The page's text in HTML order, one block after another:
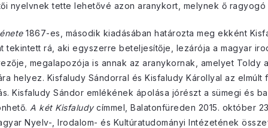
nyelvnek tette lehetővé azon aranykort, melynek ő ragyogó
1867-es, második kiadásában határozta meg ekként
tekintett rá, aki egyszerre beteljesítője, lezárója a magyar
megalapozója is annak az aranykornak, amelyet Toldy
helyez. Kisfaludy Sándorral és Kisfaludy Károllyal az elmúlt
Kisfaludy Sándor emlékének ápolása jórészt a sümegi és
A két Kisfaludycímmel, Balatonfüreden 2015. október
Nyelv-, Irodalom- és Kultúratudományi Intézetének